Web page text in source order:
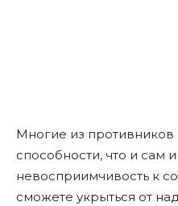
Многие из противников
способности, что и сам
невосприимчивость к
сможете укрыться от